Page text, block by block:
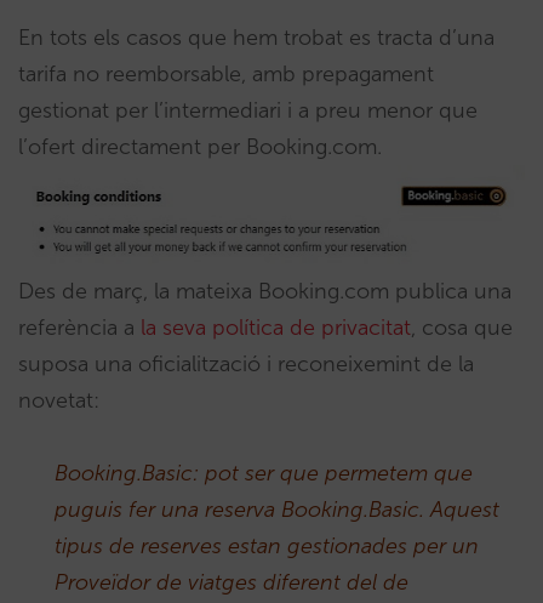
En tots els casos que hem trobat es tracta d’una
tarifa no reemborsable, amb prepagament
gestionat per l’intermediari i a preu menor que
l’ofert directament per Booking.com.
Des de març, la mateixa Booking.com publica una
referència a la seva política de privacitat, cosa que
suposa una oficialització i reconeixemint de la
novetat:
Booking.Basic: pot ser que permetem que
puguis fer una reserva Booking.Basic. Aquest
tipus de reserves estan gestionades per un
Proveïdor de viatges diferent del de